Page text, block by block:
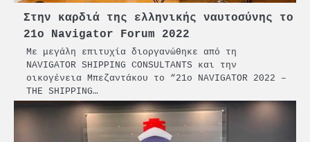
Στην καρδιά της ελληνικής ναυτοσύνης το
21ο Navigator Forum 2022
Με μεγάλη επιτυχία διοργανώθηκε από τη
NAVIGATOR SHIPPING CONSULTANTS και την
οικογένεια Μπεζαντάκου το “21ο NAVIGATOR 2022 –
THE SHIPPING…